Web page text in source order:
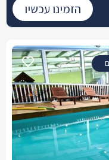
הזמינו עכשיו